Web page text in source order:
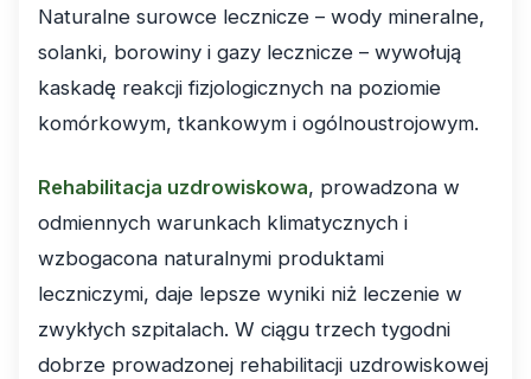
Naturalne surowce lecznicze – wody mineralne,
solanki, borowiny i gazy lecznicze – wywołują
kaskadę reakcji fizjologicznych na poziomie
komórkowym, tkankowym i ogólnoustrojowym.
Rehabilitacja uzdrowiskowa, prowadzona w
odmiennych warunkach klimatycznych i
wzbogacona naturalnymi produktami
leczniczymi, daje lepsze wyniki niż leczenie w
zwykłych szpitalach. W ciągu trzech tygodni
dobrze prowadzonej rehabilitacji uzdrowiskowej